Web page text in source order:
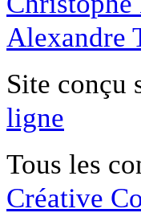
Alexandre
Site conçu
ligne
Tous les
Créative